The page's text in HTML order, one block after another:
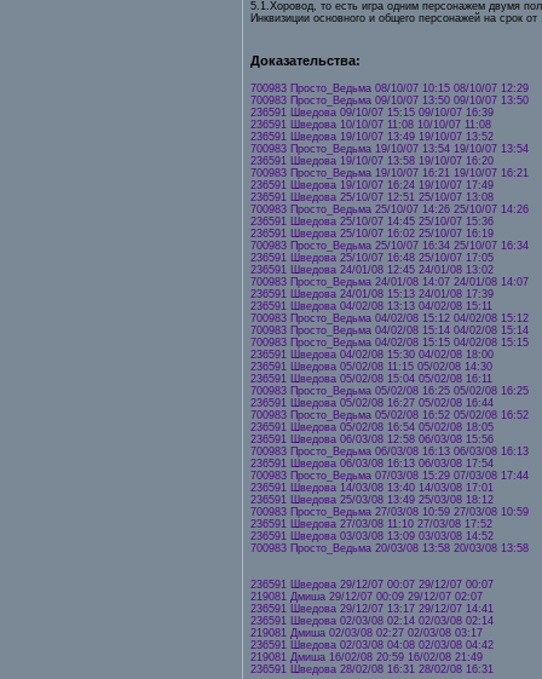
5.1.Хоровод, то есть игра одним персонажем двумя
Инквизиции основного и общего персонажей на срок
Доказательства:
700983 Просто_Ведьма 08/10/07 10:15 08/10/07 12:29
700983 Просто_Ведьма 09/10/07 13:50 09/10/07 13:50
236591 Шведова 09/10/07 15:15 09/10/07 16:39
236591 Шведова 10/10/07 11:08 10/10/07 11:08
236591 Шведова 19/10/07 13:49 19/10/07 13:52
700983 Просто_Ведьма 19/10/07 13:54 19/10/07 13:54
236591 Шведова 19/10/07 13:58 19/10/07 16:20
700983 Просто_Ведьма 19/10/07 16:21 19/10/07 16:21
236591 Шведова 19/10/07 16:24 19/10/07 17:49
236591 Шведова 25/10/07 12:51 25/10/07 13:08
700983 Просто_Ведьма 25/10/07 14:26 25/10/07 14:26
236591 Шведова 25/10/07 14:45 25/10/07 15:36
236591 Шведова 25/10/07 16:02 25/10/07 16:19
700983 Просто_Ведьма 25/10/07 16:34 25/10/07 16:34
236591 Шведова 25/10/07 16:48 25/10/07 17:05
236591 Шведова 24/01/08 12:45 24/01/08 13:02
700983 Просто_Ведьма 24/01/08 14:07 24/01/08 14:07
236591 Шведова 24/01/08 15:13 24/01/08 17:39
236591 Шведова 04/02/08 13:13 04/02/08 15:11
700983 Просто_Ведьма 04/02/08 15:12 04/02/08 15:12
700983 Просто_Ведьма 04/02/08 15:14 04/02/08 15:14
700983 Просто_Ведьма 04/02/08 15:15 04/02/08 15:15
236591 Шведова 04/02/08 15:30 04/02/08 18:00
236591 Шведова 05/02/08 11:15 05/02/08 14:30
236591 Шведова 05/02/08 15:04 05/02/08 16:11
700983 Просто_Ведьма 05/02/08 16:25 05/02/08 16:25
236591 Шведова 05/02/08 16:27 05/02/08 16:44
700983 Просто_Ведьма 05/02/08 16:52 05/02/08 16:52
236591 Шведова 05/02/08 16:54 05/02/08 18:05
236591 Шведова 06/03/08 12:58 06/03/08 15:56
700983 Просто_Ведьма 06/03/08 16:13 06/03/08 16:13
236591 Шведова 06/03/08 16:13 06/03/08 17:54
700983 Просто_Ведьма 07/03/08 15:29 07/03/08 17:44
236591 Шведова 14/03/08 13:40 14/03/08 17:01
236591 Шведова 25/03/08 13:49 25/03/08 18:12
700983 Просто_Ведьма 27/03/08 10:59 27/03/08 10:59
236591 Шведова 27/03/08 11:10 27/03/08 17:52
236591 Шведова 03/03/08 13:09 03/03/08 14:52
700983 Просто_Ведьма 20/03/08 13:58 20/03/08 13:58
236591 Шведова 29/12/07 00:07 29/12/07 00:07
219081 Дмиша 29/12/07 00:09 29/12/07 02:07
236591 Шведова 29/12/07 13:17 29/12/07 14:41
236591 Шведова 02/03/08 02:14 02/03/08 02:14
219081 Дмиша 02/03/08 02:27 02/03/08 03:17
236591 Шведова 02/03/08 04:08 02/03/08 04:42
219081 Дмиша 16/02/08 20:59 16/02/08 21:49
236591 Шведова 28/02/08 16:31 28/02/08 16:31